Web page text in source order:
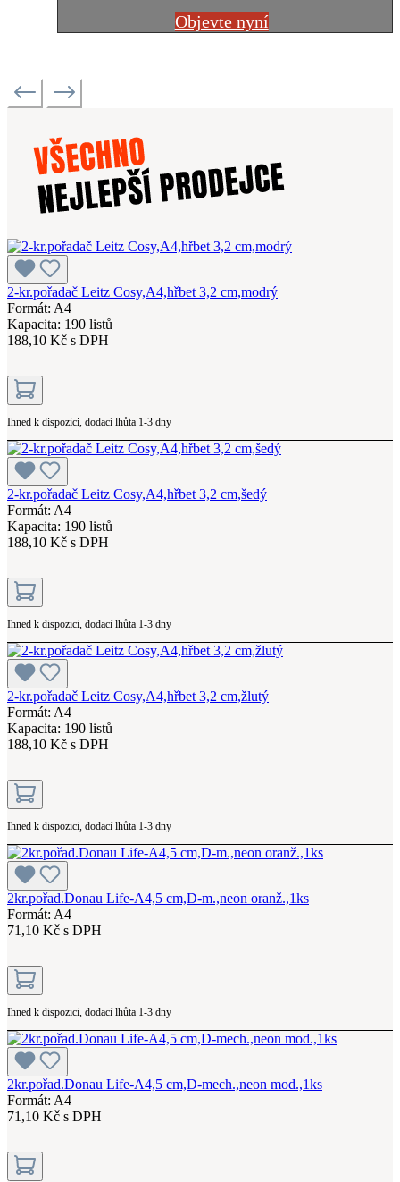
Objevte nyní
2-kr.pořadač Leitz Cosy,A4,hřbet 3,2 cm,modrý
Formát: A4
Kapacita: 190 listů
188,10 Kč s DPH
Ihned k dispozici, dodací lhůta 1-3 dny
2-kr.pořadač Leitz Cosy,A4,hřbet 3,2 cm,šedý
Formát: A4
Kapacita: 190 listů
188,10 Kč s DPH
Ihned k dispozici, dodací lhůta 1-3 dny
2-kr.pořadač Leitz Cosy,A4,hřbet 3,2 cm,žlutý
Formát: A4
Kapacita: 190 listů
188,10 Kč s DPH
Ihned k dispozici, dodací lhůta 1-3 dny
2kr.pořad.Donau Life-A4,5 cm,D-m.,neon oranž.,1ks
Formát: A4
71,10 Kč s DPH
Ihned k dispozici, dodací lhůta 1-3 dny
2kr.pořad.Donau Life-A4,5 cm,D-mech.,neon mod.,1ks
Formát: A4
71,10 Kč s DPH